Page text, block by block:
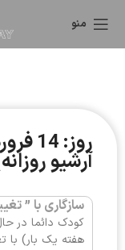
منو
آرشیو
سازگاری با ”
کودک دائما در
هفته یک بار) با